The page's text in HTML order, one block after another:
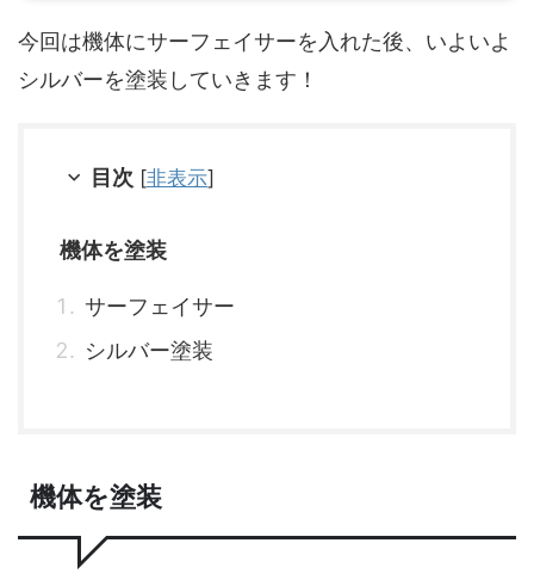
今回は機体にサーフェイサーを入れた後、いよいよ
シルバーを塗装していきます！
目次 [非表示]
機体を塗装
サーフェイサー
シルバー塗装
機体を塗装